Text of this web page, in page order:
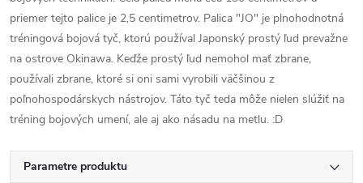
priemer tejto palice je 2,5 centimetrov. Palica "JO" je plnohodnotná
tréningová bojová tyč, ktorú používal Japonský prostý ľud prevažne
na ostrove Okinawa. Keďže prostý ľud nemohol mať zbrane,
používali zbrane, ktoré si oni sami vyrobili väčšinou z
poľnohospodárskych nástrojov. Táto tyč teda môže nielen slúžiť na
tréning bojových umení, ale aj ako násadu na metlu. :D
Parametre produktu